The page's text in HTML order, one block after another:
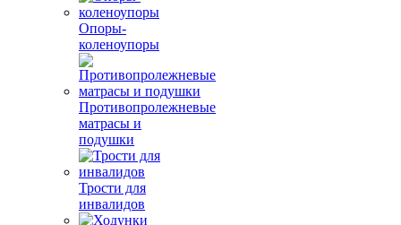
Опоры-
коленоупоры
Противопролежневые
матрасы и
подушки
Трости для
инвалидов